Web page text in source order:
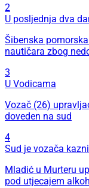
2
U posljednja dva
Šibenska
nautičara zbog
3
U Vodicama
Vozač (26)
doveden na sud
4
Sud je vozača
Mladić u Murteru
pod utjecajem